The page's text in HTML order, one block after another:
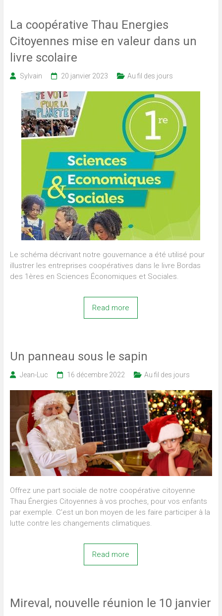
La coopérative Thau Energies
Citoyennes mise en valeur dans un
livre scolaire
Sylvain 20 janvier 2023 Au fil des jours
Le schéma décrivant notre gouvernance a été utilisé pour
illustrer les entreprises coopératives dans le livre Bordas
des 1ères en Sciences Économiques et Sociales.
Read more
Un panneau sous le sapin
Jean-Luc 16 décembre 2022 Au fil des jours
Offrez une part sociale de notre coopérative citoyenne
Thau Énergies Citoyennes à vos proches, pour vos enfants
par exemple. C’est un bon moyen de les faire participer à la
lutte contre les changements climatiques.
Read more
Mireval, nouvelle réunion le 10 janvier